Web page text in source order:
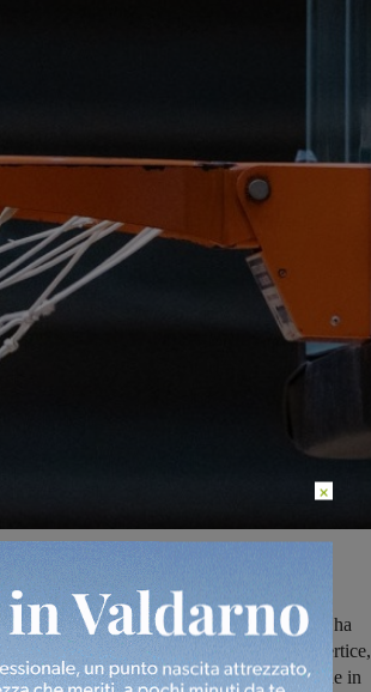
D si sono giocate le gare valide come il
di ritorno ela polisportiva “Galli”
ha
di 70-63, aggiudicandosi lo scontro al vertice,
Successo anche per laOdori Reggello,che in
×